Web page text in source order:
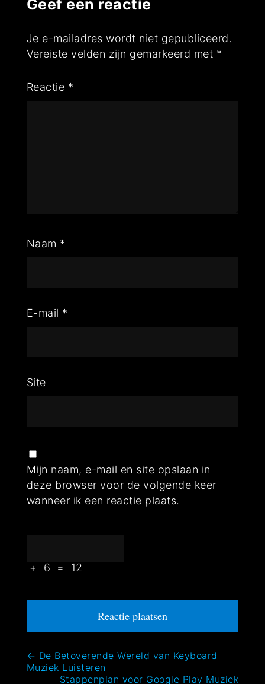
Geef een reactie
Je e-mailadres wordt niet gepubliceerd.
Vereiste velden zijn gemarkeerd met *
Reactie *
Naam *
E-mail *
Site
Mijn naam, e-mail en site opslaan in
deze browser voor de volgende keer
wanneer ik een reactie plaats.
+ 6 = 12
Bericht
← De Betoverende Wereld van Keyboard
Muziek Luisteren
Stappenplan voor Google Play Muziek